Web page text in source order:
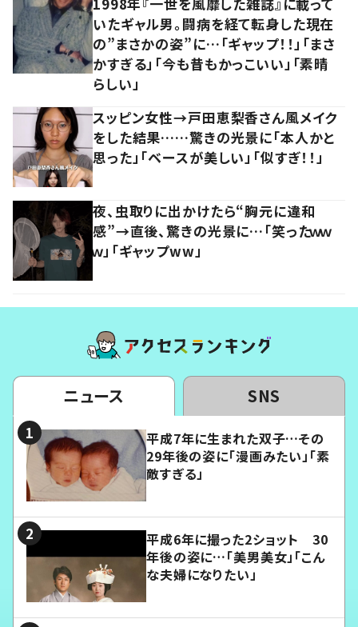
いたギャル男。闘病を経て転身した現在
の”まさかの姿”に…「ギャップ！！」「まさ
かすぎる」「今も昔もかっこいい」「素晴
らしい」
スッピン女性→戸田恵梨香さん風メイク
をした結果……驚きの光景に「本人かと
思った」「ベースが美しい」「似すぎ！！」
夜、虫取りに出かけたら“胸元に違和
感”→直後、驚きの光景に…「笑ったｗｗ
ｗ」「ギャップww」
ニュース SNS
平成7年に生まれた双子…その
29年後の姿に「漫画みたい」「素
敵すぎる」
平成6年に撮った2ショット 30
年後の姿に…「美男美女」「こん
な夫婦になりたい」